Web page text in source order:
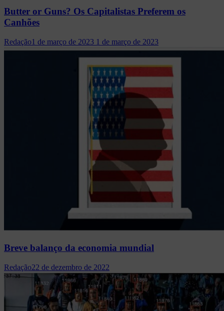
Butter or Guns? Os Capitalistas Preferem os
Canhões
Redação1 de março de 2023 1 de março de 2023
Breve balanço da economia mundial
Redação22 de dezembro de 2022